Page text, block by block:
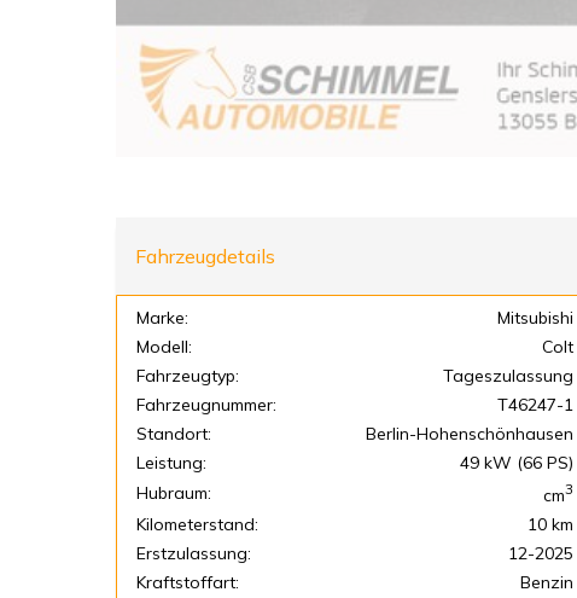
Fahrzeugdetails
Marke:
Mitsubishi
Modell:
Colt
Fahrzeugtyp:
Tageszulassung
Fahrzeugnummer:
T46247-1
Standort:
Berlin-Hohenschönhausen
Leistung:
49 kW (66 PS)
Hubraum:
cm3
Kilometerstand:
10 km
Erstzulassung:
12-2025
Kraftstoffart:
Benzin